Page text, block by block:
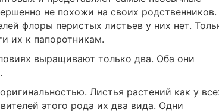
не похожи на своих родственников.
флоры перистых листьев у них нет.
их к папоротникам.
выращивают только два. Оба они
Листья растений как у
этого рода их два вида. Одни